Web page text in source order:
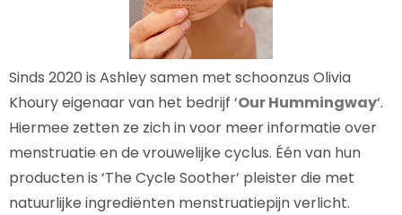
Sinds 2020 is Ashley samen met schoonzus Olivia
Khoury eigenaar van het bedrijf ‘Our Hummingway‘.
Hiermee zetten ze zich in voor meer informatie over
menstruatie en de vrouwelijke cyclus. Één van hun
producten is ‘The Cycle Soother’ pleister die met
natuurlijke ingrediënten menstruatiepijn verlicht.